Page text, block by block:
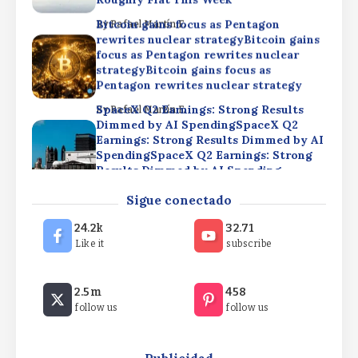
ByRafael Martín F.
Bitcoin gains focus as Pentagon
rewrites nuclear strategyBitcoin gains
focus as Pentagon rewrites nuclear
strategyBitcoin gains focus as
Pentagon rewrites nuclear strategy
ByRafael Martín F.
SpaceX Q2 Earnings: Strong Results
Dimmed by AI SpendingSpaceX Q2
Earnings: Strong Results Dimmed by AI
SpendingSpaceX Q2 Earnings: Strong
Results Dimmed by AI Spending
Rafael Martín F.
Cryptocurrencies: Bitcoin Roughly Flat
This WeekCryptocurrencies: Bitcoin
Roughly Flat This
WeekCryptocurrencies: Bitcoin
Roughly Flat This Week
Bitcoin gains focus as Pentagon
rewrites nuclear strategyBitcoin gains
focus as Pentagon rewrites nuclear
Sigue conectado
24.2k
Like it
32.71
subscribe
2.5m
follow us
458
follow us